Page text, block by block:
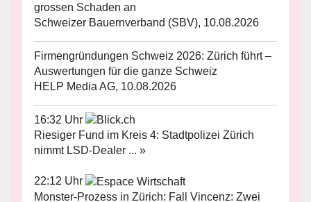
grossen Schaden an
Schweizer Bauernverband (SBV), 10.08.2026
Firmengründungen Schweiz 2026: Zürich führt –
Auswertungen für die ganze Schweiz
HELP Media AG, 10.08.2026
16:32 Uhr
Riesiger Fund im Kreis 4: Stadtpolizei Zürich
nimmt LSD-Dealer ... »
22:12 Uhr
Monster-Prozess in Zürich: Fall Vincenz: Zwei